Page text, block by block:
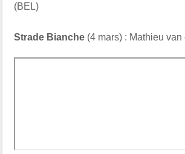
(BEL)
Strade Bianche (4 mars) : Mathieu